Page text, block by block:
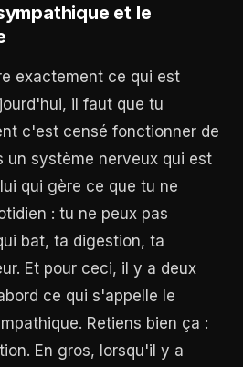
et le
exactement ce qui est
il faut que tu
c'est censé fonctionner de
un système nerveux qui est
qui gère ce que tu ne
: tu ne peux pas
bat, ta digestion, ta
Et pour ceci, il y a deux
ce qui s'appelle le
Retiens bien ça :
En gros, lorsqu'il y a